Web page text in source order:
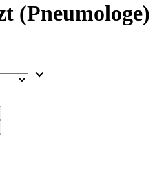
(Pneumologe)